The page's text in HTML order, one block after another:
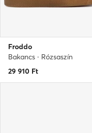
Froddo
Bakancs · Rózsaszín
29 910 Ft